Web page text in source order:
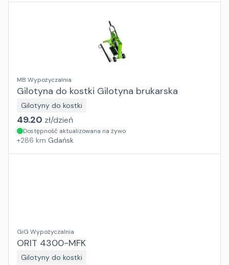
MB Wypożyczalnia
Gilotyna do kostki Gilotyna brukarska
Gilotyny do kostki
49.20 zł/dzień
Dostępność aktualizowana na żywo
+286 km Gdańsk
GiG Wypożyczalnia
ORIT 4300-MFK
Gilotyny do kostki